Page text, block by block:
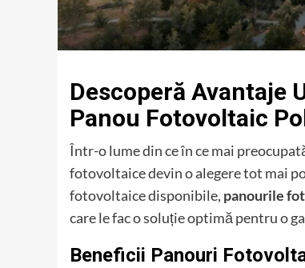
Descoperă Avantaje
Panou Fotovoltaic
Într-o lume din ce în ce mai
fotovoltaice devin o alegere tot mai
fotovoltaice disponibile, panourile
care le fac o soluție optimă pentru o
Beneficii Panouri